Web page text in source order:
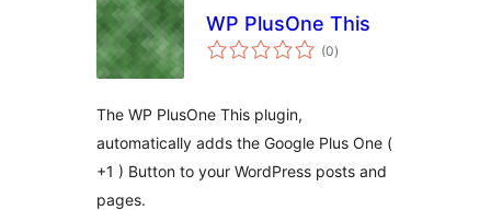
WP PlusOne This
(0total
aprecieri
)
The WP PlusOne This plugin,
automatically adds the Google Plus One (
+1 ) Button to your WordPress posts and
pages.